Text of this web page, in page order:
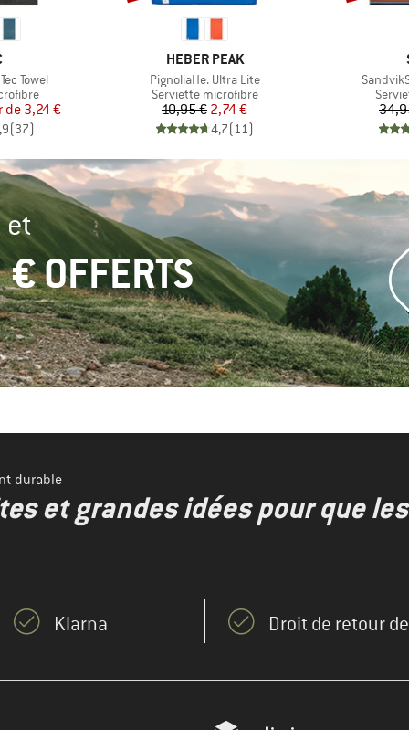
Towel
réduit
de 3,24 €
(37)
MARQUE
HEBER PEAK
Article
PignoliaHe. Ultra Lite
Product group
Serviette microfibre
Prix
10,95 €Prix réduit
2,74 €
4,7(11 )
Article
et
OFFERTS
durable
et grandes idées pour que
Klarna Droit de retour